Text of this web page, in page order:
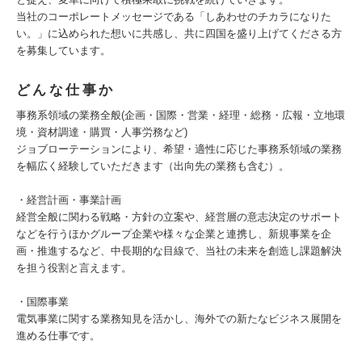
当社のコーポレートメッセージである「しあわせのチカラになりた
い。」に込められた想いに共感し、共に四国を盛り上げてくださる方
を募集しています。
どんな仕事か
事務系領域の業務全般(企画・国際・営業・経理・総務・広報・立地環
境・資材調達・購買・人事労務など)
ジョブローテーションにより、希望・適性に応じた事務系領域の業務
を幅広く経験していただきます（出向先の業務も含む）。
・経営計画・事業計画
経営全般に関わる戦略・方針の立案や、経営層の意志決定のサポート
などを行うほかグループ企業や様々な企業と連携し、新規事業を企
画・推進するなど、中長期的な目線で、当社の未来を創造し課題解決
を担う役割と言えます。
・国際事業
電気事業に関する業務知見を活かし、海外での新たなビジネス展開を
進める仕事です。